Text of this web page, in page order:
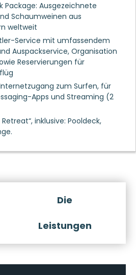
Package: Ausgezeichnete
Schaumweinen aus
weltweit
Service mit umfassendem
Auspackservice, Organisation
Reservierungen für
zum Surfen, für
Apps und Streaming (2
inklusive: Pooldeck,
Die
Leistungen